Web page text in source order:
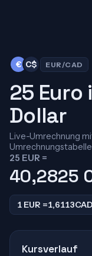
€ C$ EUR/CAD
25
Dollar
Live-Umrechnung
25 EUR =
40,2825
1 EUR =1,6113CAD
Kursverlauf